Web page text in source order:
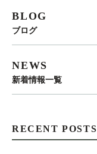
BLOG
ブログ
NEWS
新着情報一覧
RECENT POSTS